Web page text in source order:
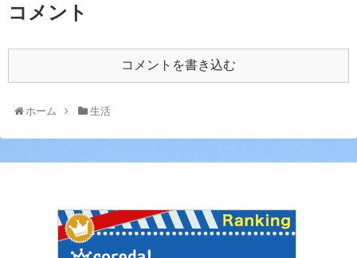
コメント
コメントを書き込む
ホーム 生活